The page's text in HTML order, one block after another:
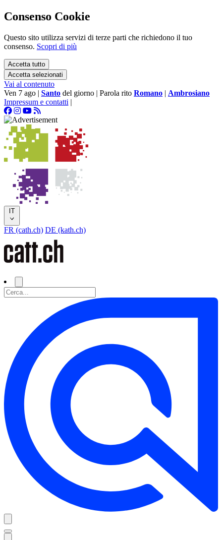
Consenso Cookie
Questo sito utilizza servizi di terze parti che richiedono il tuo
consenso. Scopri di più
Accetta tutto
Accetta selezionati
Vai al contenuto
Ven 7 ago | Santo del giorno | Parola rito Romano | Ambrosiano
Impressum e contatti |
IT
FR (cath.ch) DE (kath.ch)